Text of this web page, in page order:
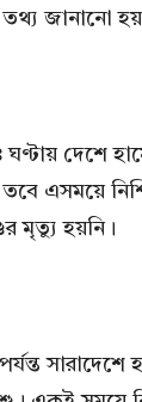
তথ্য জানানো
দেশে
এসময়ে
মৃত্যু হয়নি।
সারাদেশে